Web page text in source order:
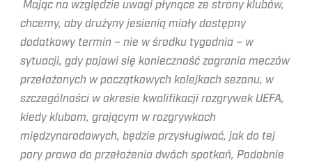
Mając na względzie uwagi płynące ze strony klubów,
chcemy, aby drużyny jesienią miały dostępny
dodatkowy termin – nie w środku tygodnia – w
sytuacji, gdy pojawi się konieczność zagrania meczów
przełożonych w początkowych kolejkach sezonu, w
szczególności w okresie kwalifikacji rozgrywek UEFA,
kiedy klubom, grającym w rozgrywkach
międzynarodowych, będzie przysługiwać, jak do tej
pory prawo do przełożenia dwóch spotkań, Podobnie